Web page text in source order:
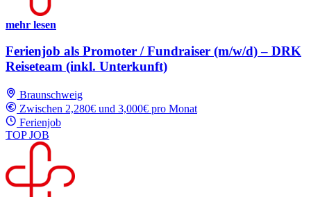
mehr lesen
Ferienjob als Promoter / Fundraiser (m/w/d) – DRK
Reiseteam (inkl. Unterkunft)
Braunschweig
Zwischen 2,280€ und 3,000€ pro Monat
Ferienjob
TOP JOB